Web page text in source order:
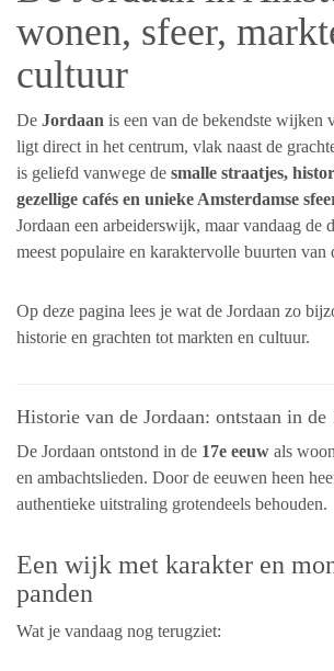
wonen, sfeer,
cultuur
De Jordaan is een van de bekendste wijken
ligt direct in het centrum, vlak naast de
is geliefd vanwege de smalle straatjes,
gezellige cafés en unieke Amsterdamse
Jordaan een arbeiderswijk, maar vandaag de
meest populaire en karaktervolle buurten van
Op deze pagina lees je wat de Jordaan zo
historie en grachten tot markten en cultuur.
Historie van de Jordaan: ontstaan in de
De Jordaan ontstond in de 17e eeuw als
en ambachtslieden. Door de eeuwen heen
authentieke uitstraling grotendeels behouden.
Een wijk met karakter en
panden
Wat je vandaag nog terugziet: